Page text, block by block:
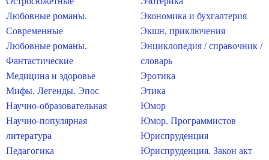
Любовные романы.
Современные
Любовные романы.
Фантастические
Медицина и здоровье
Мифы. Легенды. Эпос
Научно-образовательная
Научно-популярная
литература
Педагогика
Экономика и бухгалтерия
Экшн, приключения
Энциклопедия / справочник /
словарь
Эротика
Этика
Юмор
Юмор. Программистов
Юриспруденция
Юриспруденция. Закон акт